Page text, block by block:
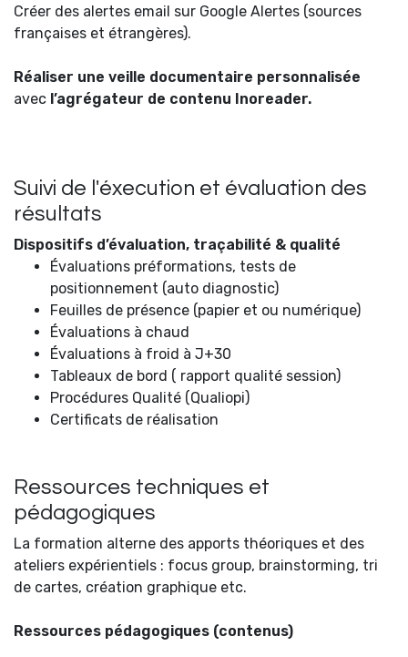
Créer des alertes email sur Google Alertes (sources
françaises et étrangères).
Réaliser une veille documentaire personnalisée
avec l’agrégateur de contenu Inoreader.
Suivi de l'éxecution et évaluation des
résultats
Dispositifs d’évaluation, traçabilité & qualité
Évaluations préformations, tests de
positionnement (auto diagnostic)
Feuilles de présence (papier et ou numérique)
Évaluations à chaud
Évaluations à froid à J+30
Tableaux de bord ( rapport qualité session)
Procédures Qualité (Qualiopi)
Certificats de réalisation
Ressources techniques et
pédagogiques
La formation alterne des apports théoriques et des
ateliers expérientiels : focus group, brainstorming, tri
de cartes, création graphique etc.
Ressources pédagogiques (contenus)